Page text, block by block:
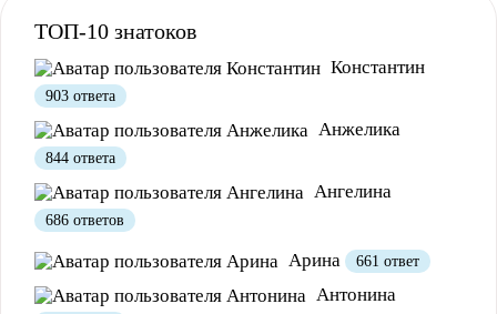
Полезно
ТОП-10 знатоков
Константин
903 ответа
Анжелика
844 ответа
Ангелина
686 ответов
Арина 661 ответ
Антонина